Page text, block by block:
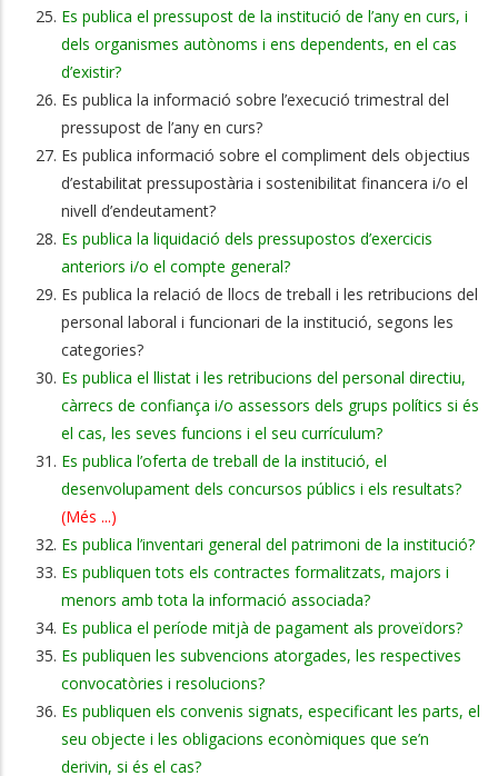
Es publica el pressupost de la institució de l’any en curs, i
dels organismes autònoms i ens dependents, en el cas
d’existir?
Es publica la informació sobre l’execució trimestral del
pressupost de l’any en curs?
Es publica informació sobre el compliment dels objectius
d’estabilitat pressupostària i sostenibilitat financera i/o el
nivell d’endeutament?
Es publica la liquidació dels pressupostos d’exercicis
anteriors i/o el compte general?
Es publica la relació de llocs de treball i les retribucions del
personal laboral i funcionari de la institució, segons les
categories?
Es publica el llistat i les retribucions del personal directiu,
càrrecs de confiança i/o assessors dels grups polítics si és
el cas, les seves funcions i el seu currículum?
Es publica l’oferta de treball de la institució, el
desenvolupament dels concursos públics i els resultats?
(Més ...)
Es publica l’inventari general del patrimoni de la institució?
Es publiquen tots els contractes formalitzats, majors i
menors amb tota la informació associada?
Es publica el període mitjà de pagament als proveïdors?
Es publiquen les subvencions atorgades, les respectives
convocatòries i resolucions?
Es publiquen els convenis signats, especificant les parts, el
seu objecte i les obligacions econòmiques que se’n
derivin, si és el cas?